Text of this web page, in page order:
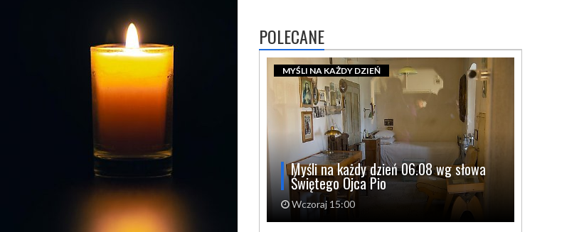
POLECANE
Myśli na każdy dzień 06.08 wg słowa
Świętego Ojca Pio
Wczoraj 15:00
MYŚLI NA KAŻDY DZIEŃ